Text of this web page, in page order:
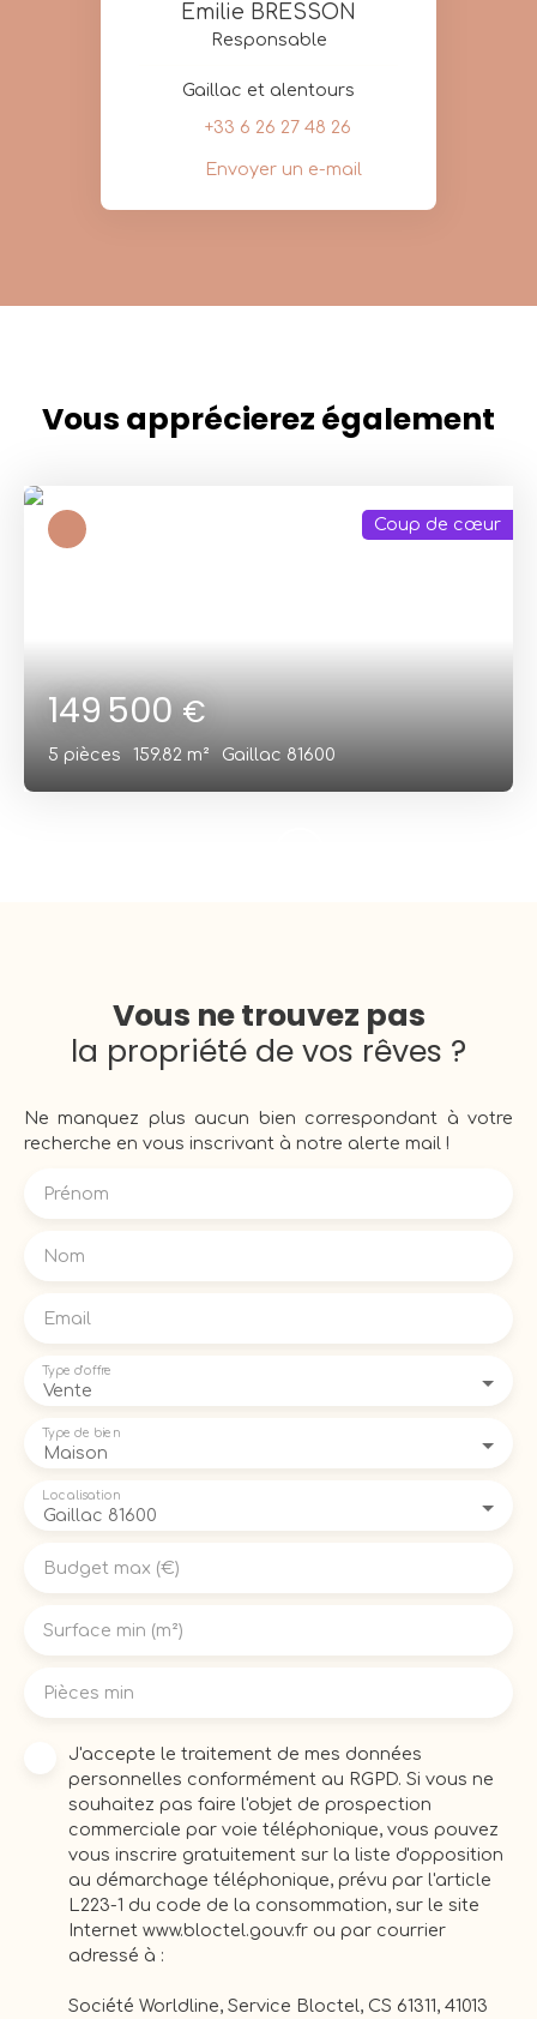
Emilie BRESSON
Responsable
Gaillac et alentours
+33 6 26 27 48 26
Envoyer un e-mail
Vous apprécierez également
149 500€
5 pièces 159.82 m² Gaillac 81600
Coup de cœur
Vous ne trouvez pas
la propriété de vos rêves ?
Ne manquez plus aucun bien correspondant à votre
recherche en vous inscrivant à notre alerte mail !
Prénom
Nom
Email
Vente
Type d'offre
Maison
Type de bien
Gaillac 81600
Localisation
Budget max (€)
Surface min (m²)
Pièces min
J'accepte le traitement de mes données
personnelles conformément au RGPD. Si vous ne
souhaitez pas faire l'objet de prospection
commerciale par voie téléphonique, vous pouvez
vous inscrire gratuitement sur la liste d'opposition
au démarchage téléphonique, prévu par l'article
L223-1 du code de la consommation, sur le site
Internet www.bloctel.gouv.fr ou par courrier
adressé à :
Société Worldline, Service Bloctel, CS 61311, 41013